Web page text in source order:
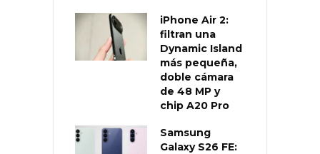
iPhone Air 2:
filtran una
Dynamic Island
más pequeña,
doble cámara
de 48 MP y
chip A20 Pro
Samsung
Galaxy S26 FE: